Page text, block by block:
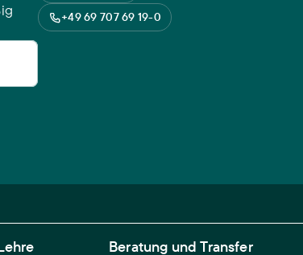
+49 69 707 69 19-0
Beratung und Transfer